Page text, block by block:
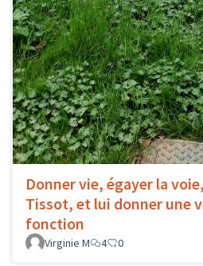
Donner vie, égayer la
Tissot, et lui donner une
fonction
Virginie M 4 0